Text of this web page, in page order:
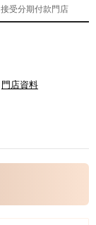
接受分期付款門店
門店資料